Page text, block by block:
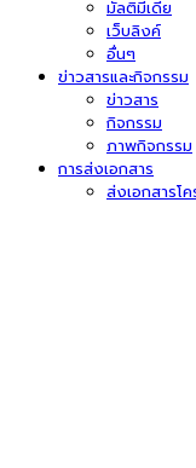
มัลติมีเดีย
เว็บลิงค์
อื่นๆ
ข่าวสารและกิจกรรม
ข่าวสาร
กิจกรรม
ภาพกิจกรรม
การส่งเอกสาร
ส่งเอกสารโ